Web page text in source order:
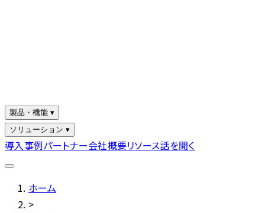
製品・機能 ▾
ソリューション ▾
導入事例パートナー会社概要リソース話を聞く
ホーム
>